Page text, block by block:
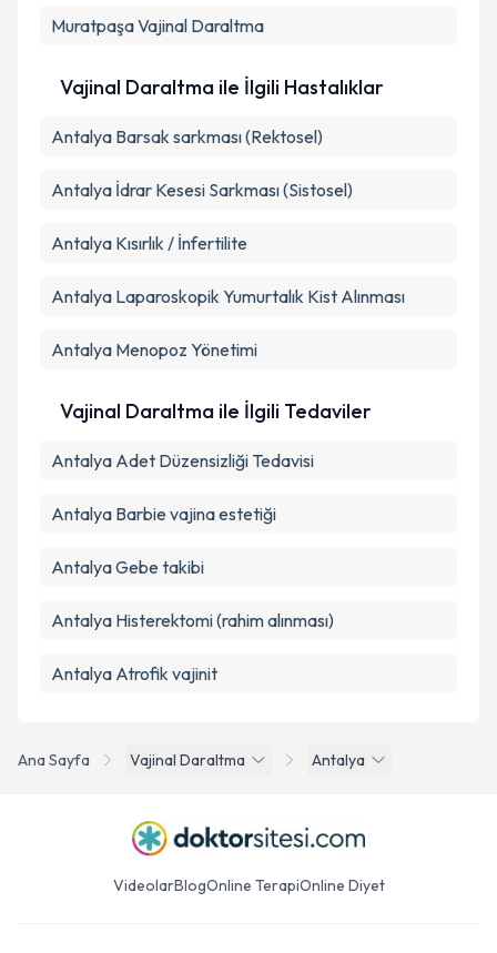
Ana Sayfa Vajinal Daraltma Antalya
MuratpaşaVajinal Daraltma
Vajinal Daraltma ile İlgili Hastalıklar
Antalya Barsak sarkması (Rektosel)
Antalya İdrar Kesesi Sarkması (Sistosel)
Antalya Kısırlık / İnfertilite
Antalya Laparoskopik Yumurtalık Kist Alınması
Antalya Menopoz Yönetimi
Vajinal Daraltma ile İlgili Tedaviler
Antalya Adet Düzensizliği Tedavisi
Antalya Barbie vajina estetiği
Antalya Gebe takibi
Antalya Histerektomi (rahim alınması)
Antalya Atrofik vajinit
VideolarBlogOnline TerapiOnline Diyet